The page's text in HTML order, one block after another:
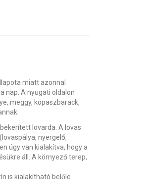
miatt azonnal
nap. A nyugati oldalon
meggy, kopaszbarack,
lovarda. A lovas
nyergelő,
úgy van kialakítva, hogy a
áll. A környező terep,
is kialakítható belőle